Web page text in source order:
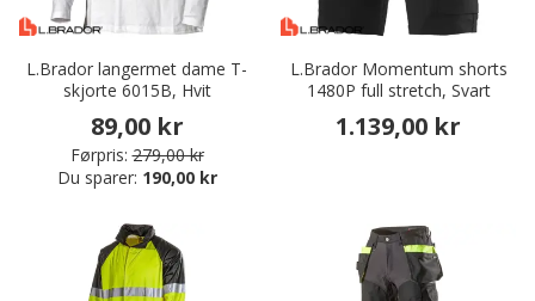
L.Brador langermet dame T-
skjorte 6015B, Hvit
89,00 kr
Førpris: 279,00 kr
Du sparer: 190,00 kr
L.Brador Momentum shorts
1480P full stretch, Svart
1.139,00 kr